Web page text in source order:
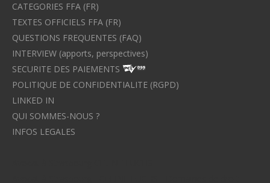
CATEGORIES FFA (FR)
TEXTES OFFICIELS FFA (FR)
QUESTIONS FREQUENTES (FAQ)
INTERVIEW (apports, perspectives)
SECURITE DES PAIEMENTS
POLITIQUE DE CONFIDENTIALITE (RGPD)
LINKED IN
QUI SOMMES-NOUS ?
INFOS LEGALES